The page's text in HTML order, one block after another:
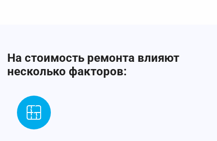
На стоимость ремонта влияют
несколько факторов: